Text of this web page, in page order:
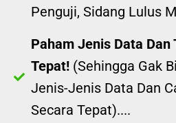
Penguji, Sidang Lulus
Paham Jenis Data
Tepat! (Sehingga Gak
Jenis-Jenis Data Dan
Secara Tepat)....